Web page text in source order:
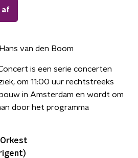
af
Hans van den Boom
is een serie concerten
om 11:00 uur rechtstreeks
in Amsterdam en wordt om
door het programma
Orkest